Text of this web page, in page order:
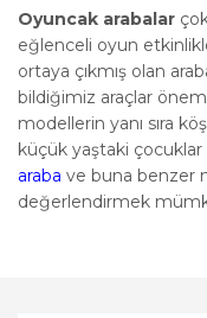
Oyuncak arabalar
eğlenceli oyun
ortaya çıkmış olan
bildiğimiz araçlar
modellerin yanı sıra
küçük yaştaki çocuklar
araba ve buna benzer
değerlendirmek